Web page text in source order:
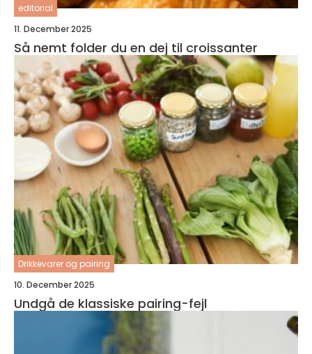
editorial
11. December 2025
Så nemt folder du en dej til croissanter
Drikkevarer og pairing
10. December 2025
Undgå de klassiske pairing-fejl